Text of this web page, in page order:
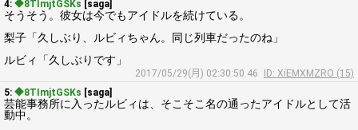
4: ◆8TImjtGSKs [saga]
そうそう。彼女は今でもアイドルを続けている。
梨子「久しぶり、ルビィちゃん。同じ列車だったのね」
ルビィ「久しぶりです」
2017/05/29(月) 02:30:50.46
ID: XiEMXMZRO (15)
5: ◆8TImjtGSKs [saga]
芸能事務所に入ったルビィは、そこそこ名の通ったアイドルとして活
動中。